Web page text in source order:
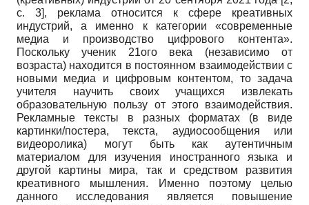
с. 3], реклама относится к сфере креативных
индустрий, а именно к категории «современные
медиа и производство цифрового контента».
Поскольку ученик 21ого века (независимо от
возраста) находится в постоянном взаимодействии с
новыми медиа и цифровым контентом, то задача
учителя научить своих учащихся извлекать
образовательную пользу от этого взаимодействия.
Рекламные тексты в разных форматах (в виде
картинки/постера, текста, аудиосообщения или
видеоролика) могут быть как аутентичным
материалом для изучения иностранного языка и
другой картины мира, так и средством развития
креативного мышления. Именно поэтому целью
данного исследования является повышение